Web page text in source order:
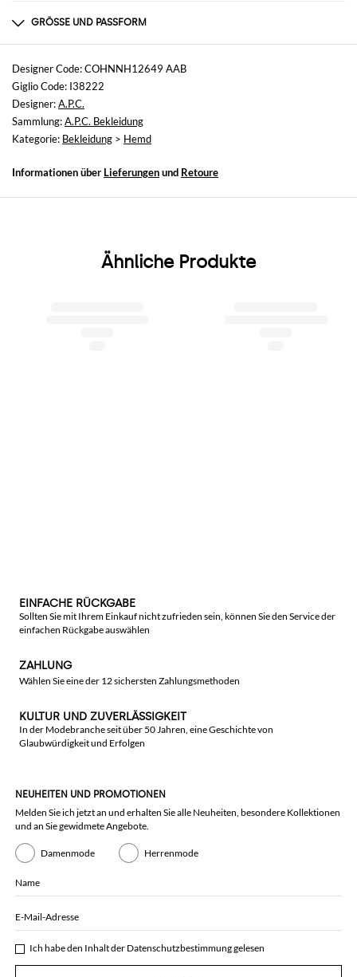
85% 15% LI
GRÖSSE UND PASSFORM
Größen
nicht verfügbar
Größe und Passform
Normale Passform
Designer Code: COHNNH12649 AAB
Giglio Code: I38222
Designer:A.P.C.
Sammlung:A.P.C. Bekleidung
Kategorie: Bekleidung > Hemd
Informationen über Lieferungenund Retoure
Ähnliche Produkte
EINFACHE RÜCKGABE
Sollten Sie mit Ihrem Einkauf nicht zufrieden sein, können Sie den Service der
einfachen Rückgabe auswählen
ZAHLUNG
Wählen Sie eine der 12 sichersten Zahlungsmethoden
KULTUR UND ZUVERLÄSSIGKEIT
In der Modebranche seit über 50 Jahren, eine Geschichte von
Glaubwürdigkeit und Erfolgen
NEUHEITEN UND PROMOTIONEN
Melden Sie ich jetzt an und erhalten Sie alle Neuheiten, besondere Kollektionen
und an Sie gewidmete Angebote.
Damenmode Herrenmode
Name
E-Mail-Adresse
Ich habe den Inhalt der Datenschutzbestimmunggelesen